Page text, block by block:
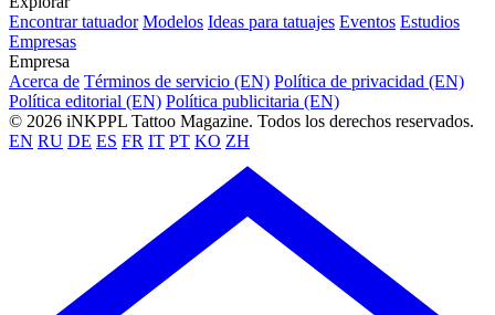
Encontrar tatuador Modelos Ideas para tatuajes Eventos Estudios
Empresas
Empresa
Acerca de Términos de servicio (EN) Política de privacidad (EN)
Política editorial (EN) Política publicitaria (EN)
© 2026 iNKPPL Tattoo Magazine. Todos los derechos reservados.
EN RU DE ES FR IT PT KO ZH